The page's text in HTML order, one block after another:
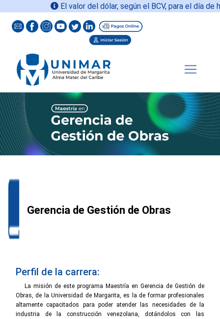
El valor del dólar, según el BCV, para el día de
Gerencia de Gestión de Obras
Perfil de la carrera:
La misión de este programa Maestría en Gerencia de Gestión de
Obras, de la Universidad de Margarita, es la de formar profesionales
altamente capacitados para poder atender las necesidades de la
industria de la construcción venezolana, dotándolos con las